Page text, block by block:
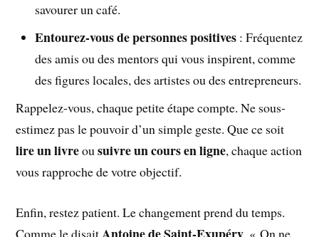
savourer un café.
Entourez-vous de personnes positives : Fréquentez
des amis ou des mentors qui vous inspirent, comme
des figures locales, des artistes ou des entrepreneurs.
Rappelez-vous, chaque petite étape compte. Ne sous-
estimez pas le pouvoir d’un simple geste. Que ce soit
lire un livreousuivre un cours en ligne, chaque action
vous rapproche de votre objectif.
Enfin, restez patient. Le changement prend du temps.
Comme le disait
, « On ne